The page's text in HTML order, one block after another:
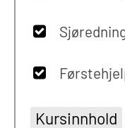
Kursinnhold